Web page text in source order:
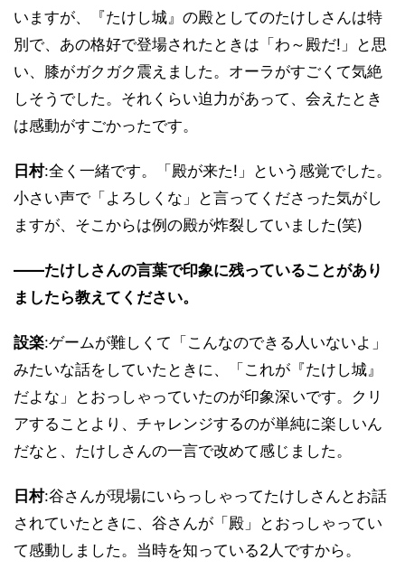
いますが、『たけし城』の殿としてのたけしさんは特
別で、あの格好で登場されたときは「わ～殿だ!」と思
い、膝がガクガク震えました。オーラがすごくて気絶
しそうでした。それくらい迫力があって、会えたとき
は感動がすごかったです。
日村:全く一緒です。「殿が来た!」という感覚でした。
小さい声で「よろしくな」と言ってくださった気がし
ますが、そこからは例の殿が炸裂していました(笑)
――たけしさんの言葉で印象に残っていることがあり
ましたら教えてください。
設楽:ゲームが難しくて「こんなのできる人いないよ」
みたいな話をしていたときに、「これが『たけし城』
だよな」とおっしゃっていたのが印象深いです。クリ
アすることより、チャレンジするのが単純に楽しいん
だなと、たけしさんの一言で改めて感じました。
日村:谷さんが現場にいらっしゃってたけしさんとお話
されていたときに、谷さんが「殿」とおっしゃってい
て感動しました。当時を知っている2人ですから。